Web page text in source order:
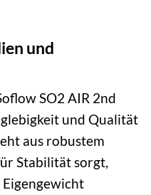
und
SO2 AIR 2nd
und Qualität
aus robustem
Stabilität sorgt,